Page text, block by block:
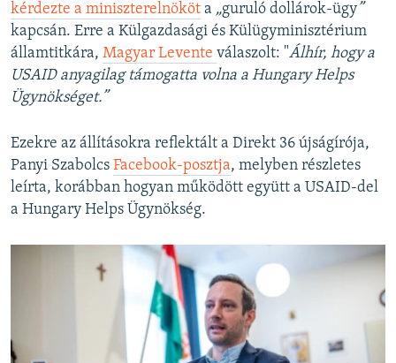
kérdezte a miniszterelnököt a „guruló dollárok-ügy”
kapcsán. Erre a Külgazdasági és Külügyminisztérium
államtitkára, Magyar Levente válaszolt: "Álhír, hogy a
USAID anyagilag támogatta volna a Hungary Helps
Ügynökséget.”
Ezekre az állításokra reflektált a Direkt 36 újságírója,
Panyi Szabolcs Facebook-posztja, melyben részletes
leírta, korábban hogyan működött együtt a USAID-del
a Hungary Helps Ügynökség.